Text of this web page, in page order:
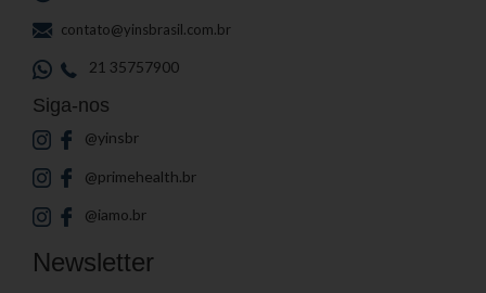
contato@yinsbrasil.com.br
21 35757900
Siga-nos
@yinsbr
@primehealth.br
@iamo.br
Newsletter